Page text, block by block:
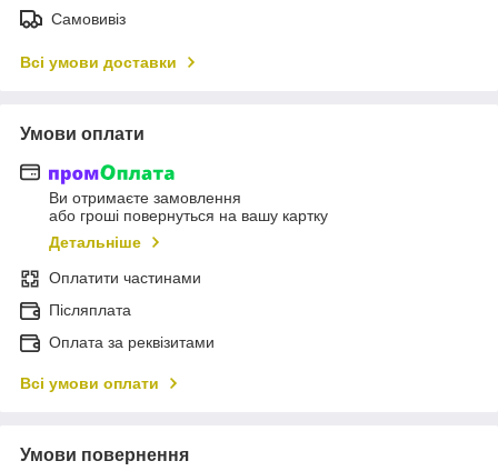
Самовивіз
Всі умови доставки
Умови оплати
Ви отримаєте замовлення
або гроші повернуться на вашу картку
Детальніше
Оплатити частинами
Післяплата
Оплата за реквізитами
Всі умови оплати
Умови повернення